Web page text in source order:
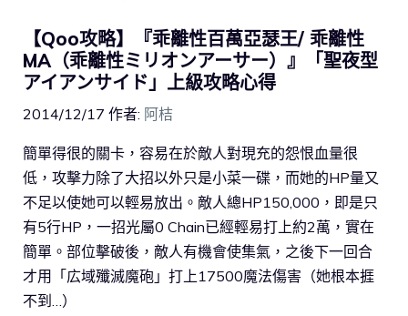
【Qoo攻略】『乖離性百萬亞瑟王/ 乖離性
MA（乖離性ミリオンアーサー）』「聖夜型
アイアンサイド」上級攻略心得
2014/12/17 作者: 阿桔
簡單得很的關卡，容易在於敵人對現充的怨恨血量很
低，攻擊力除了大招以外只是小菜一碟，而她的HP量又
不足以使她可以輕易放出。敵人總HP150,000，即是只
有5行HP，一招光屬0 Chain已經輕易打上約2萬，實在
簡單。部位擊破後，敵人有機會使集氣，之後下一回合
才用「広域殲滅魔砲」打上17500魔法傷害（她根本捱
不到…）